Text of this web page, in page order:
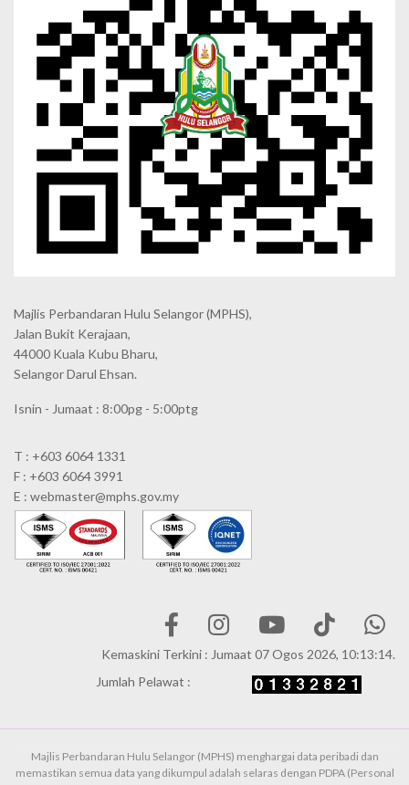
Majlis Perbandaran Hulu Selangor (MPHS),
Jalan Bukit Kerajaan,
44000 Kuala Kubu Bharu,
Selangor Darul Ehsan.
Isnin - Jumaat : 8:00pg - 5:00ptg
T : +603 6064 1331
F : +603 6064 3991
E : webmaster@mphs.gov.my
Kemaskini Terkini : Jumaat 07 Ogos 2026, 10:13:14.
Jumlah Pelawat :
Majlis Perbandaran Hulu Selangor (MPHS) menghargai data peribadi dan
memastikan semua data yang dikumpul adalah selaras dengan PDPA (Personal